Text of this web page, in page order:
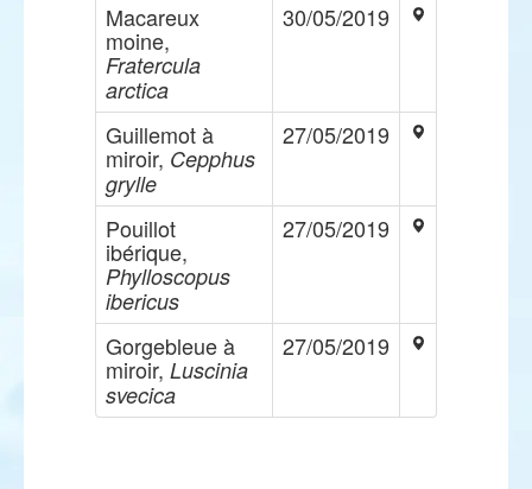
Macareux
moine,
Fratercula
arctica
30/05/2019
Guillemot à
miroir, Cepphus
grylle
27/05/2019
Pouillot
ibérique,
Phylloscopus
ibericus
27/05/2019
Gorgebleue à
miroir, Luscinia
svecica
27/05/2019